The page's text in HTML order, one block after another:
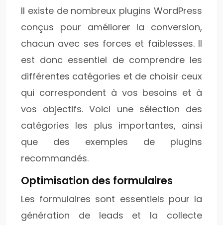
Il existe de nombreux plugins WordPress
conçus pour améliorer la conversion,
chacun avec ses forces et faiblesses. Il
est donc essentiel de comprendre les
différentes catégories et de choisir ceux
qui correspondent à vos besoins et à
vos objectifs. Voici une sélection des
catégories les plus importantes, ainsi
que des exemples de plugins
recommandés.
Optimisation des formulaires
Les formulaires sont essentiels pour la
génération de leads et la collecte